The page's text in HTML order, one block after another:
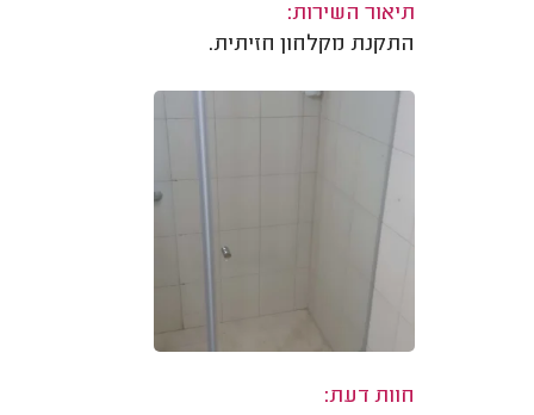
תיאור השירות:
התקנת מקלחון חזיתית.
חוות דעת: